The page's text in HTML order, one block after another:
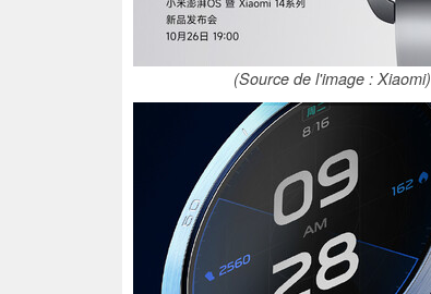
(Source de l'image : Xiaomi)